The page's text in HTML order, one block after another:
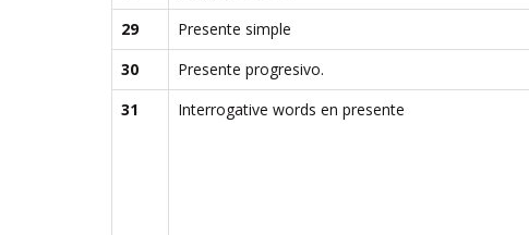
29
Presente simple
30
Presente progresivo.
31
Interrogative words en presente